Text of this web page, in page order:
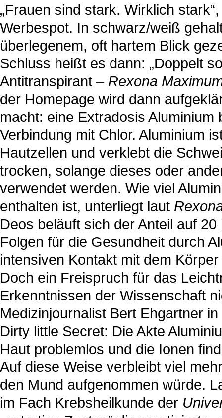
„Frauen sind stark. Wirklich
Werbespot. In schwarz/weiß
überlegenem, oft hartem Blick
Schluss heißt es dann: „Doppelt
Antitranspirant – Rexona
der Homepage wird dann
macht: eine Extradosis Aluminium
Verbindung mit Chlor. Aluminium
Hautzellen und verklebt die
trocken, solange dieses oder
verwendet werden. Wie viel
enthalten ist, unterliegt laut
Deos beläuft sich der Anteil auf 20
Folgen für die Gesundheit durch
intensiven Kontakt mit dem
Doch ein Freispruch für das
Erkenntnissen der Wissenschaft
Medizinjournalist Bert Ehgartner
Dirty little Secret: Die Akte
Haut problemlos und die Ionen
Auf diese Weise verbleibt viel
den Mund aufgenommen würde.
im Fach Krebsheilkunde der